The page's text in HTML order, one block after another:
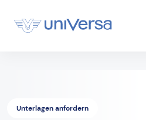
Unterlagen anfordern